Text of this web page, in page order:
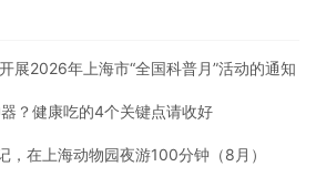
展2026年上海市“全国科普月”活动的通知
？健康吃的4个关键点请收好
，在上海动物园夜游100分钟（8月）